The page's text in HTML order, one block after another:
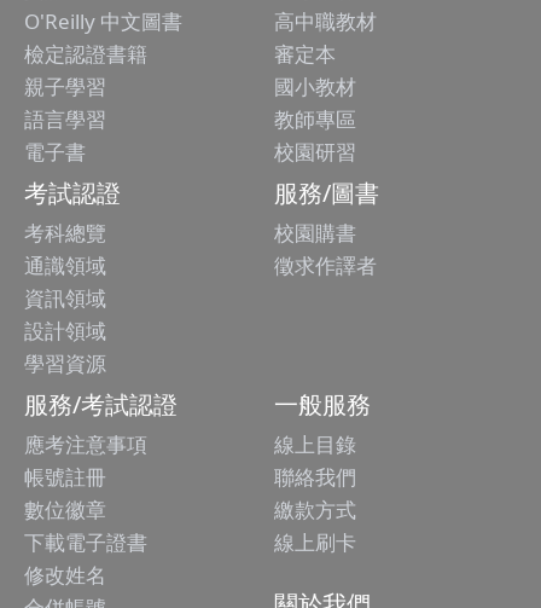
O'Reilly 中文圖書
檢定認證書籍
親子學習
語言學習
電子書
高中職教材
審定本
國小教材
教師專區
校園研習
考試認證
考科總覽
通識領域
資訊領域
設計領域
學習資源
服務/圖書
校園購書
徵求作譯者
服務/考試認證
應考注意事項
帳號註冊
數位徽章
下載電子證書
修改姓名
一般服務
線上目錄
聯絡我們
繳款方式
線上刷卡